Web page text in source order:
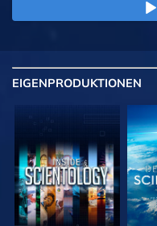
EIGENPRODUKTIONEN